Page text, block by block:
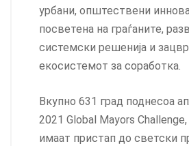
урбани, општествени
посветена на граѓаните,
системски решенија и
екосистемот за соработка.
Вкупно 631 град поднесоа
2021 Global Mayors
имаат пристап до светски